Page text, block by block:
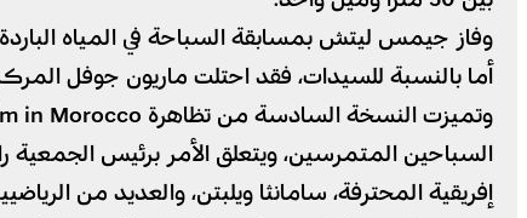
وفاز جيمس ليتش بمسابقة السباحة في المياه الباردة لمسافة 1 كلم، تلاه غيوم ويلبون ثانيا، بينما حل إبراهيم
أما بالنسبة للسيدات، فقد احتلت ماريون جوفل المركز
السباحين المتمرسين، ويتعلق الأمر برئيس الجمعية
إفريقية المحترفة، سامانثا ويلبتن، والعديد من